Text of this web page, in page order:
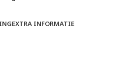
EXTRA INFORMATIE